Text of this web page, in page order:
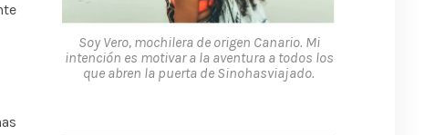
Soy Vero, mochilera de origen Canario. Mi
intención es motivar a la aventura a todos los
que abren la puerta de Sinohasviajado.